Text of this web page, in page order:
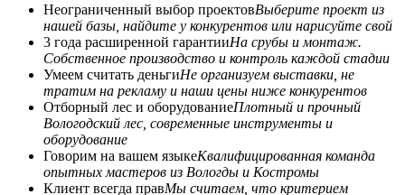
Неограниченный выбор проектовВыберите проект из
нашей базы, найдите у конкурентов или нарисуйте свой
3 года расширенной гарантииНа срубы и монтаж.
Собственное производство и контроль каждой стадии
Умеем считать деньгиНе организуем выставки, не
тратим на рекламу и наши цены ниже конкурентов
Отборный лес и оборудованиеПлотный и прочный
Вологодский лес, современные инструменты и
оборудование
Говорим на вашем языкеКвалифицированная команда
опытных мастеров из Вологды и Костромы
Клиент всегда правМы считаем, что критерием